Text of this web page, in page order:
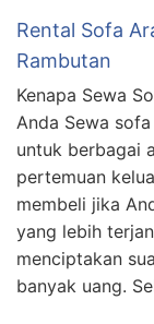
Rental Sofa
Rambutan
Kenapa Sewa
Anda Sewa
untuk berbagai
pertemuan
membeli jika
yang lebih
menciptakan
banyak uang.